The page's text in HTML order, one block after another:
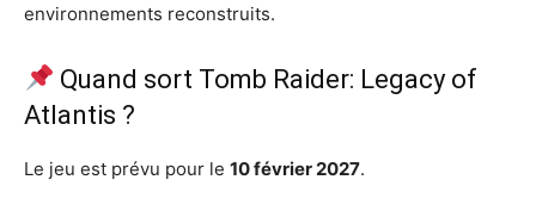
environnements reconstruits.
Quand sort Tomb Raider: Legacy of
Atlantis ?
Le jeu est prévu pour le 10 février 2027.